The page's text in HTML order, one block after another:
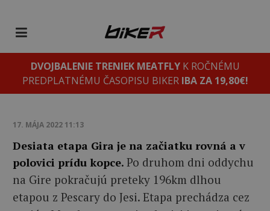
DVOJBALENIE TRENIEK MEATFLYK ROČNÉMU
PREDPLATNÉMU ČASOPISU BIKER IBA ZA 19,80€!
17. MÁJA 2022 11:13
Desiata etapa Gira je na začiatku rovná a v
polovici prídu kopce. Po druhom dni oddychu
na Gire pokračujú preteky 196km dlhou
etapou z Pescary do Jesi. Etapa prechádza cez